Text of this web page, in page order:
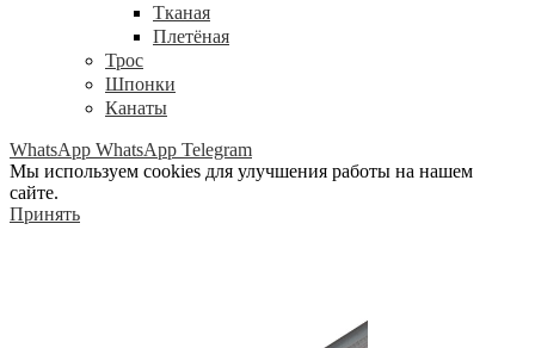
Тканая
Плетёная
Трос
Шпонки
Канаты
WhatsApp WhatsApp Telegram
Мы используем cookies для улучшения работы на нашем
сайте.
Принять